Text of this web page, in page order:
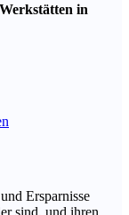
in
Ersparnisse
sind, und ihren